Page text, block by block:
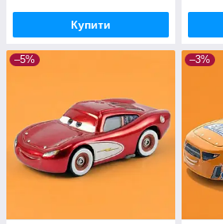
Купити
–5% –3%